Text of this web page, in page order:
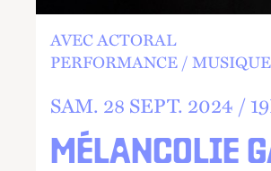
MÉLANCOLIE
AVEC ACTORAL
PERFORMANCE
MUSIQUE
SAM. 28 SEPT. 2024 /19